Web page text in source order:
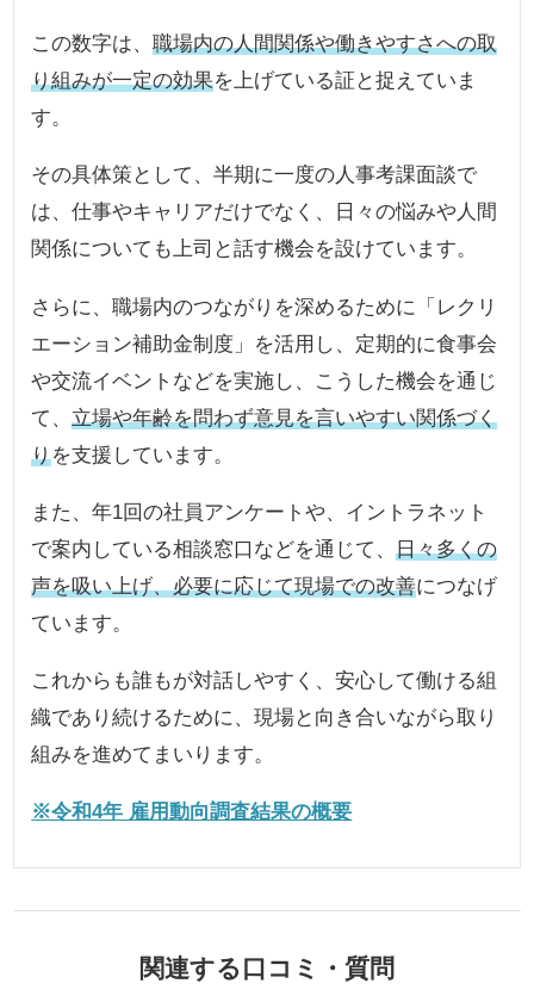
この数字は、職場内の人間関係や働きやすさへの取
り組みが一定の効果を上げている証と捉えていま
す。
その具体策として、半期に一度の人事考課面談で
は、仕事やキャリアだけでなく、日々の悩みや人間
関係についても上司と話す機会を設けています。
さらに、職場内のつながりを深めるために「レクリ
エーション補助金制度」を活用し、定期的に食事会
や交流イベントなどを実施し、こうした機会を通じ
て、立場や年齢を問わず意見を言いやすい関係づく
りを支援しています。
また、年1回の社員アンケートや、イントラネット
で案内している相談窓口などを通じて、日々多くの
声を吸い上げ、必要に応じて現場での改善につなげ
ています。
これからも誰もが対話しやすく、安心して働ける組
織であり続けるために、現場と向き合いながら取り
組みを進めてまいります。
※令和4年 雇用動向調査結果の概要
関連する口コミ・質問